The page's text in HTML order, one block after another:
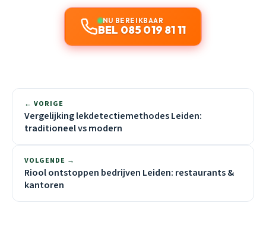
NU BEREIKBAAR
BEL 085 019 81 11
← VORIGE
Vergelijking lekdetectiemethodes Leiden:
traditioneel vs modern
VOLGENDE →
Riool ontstoppen bedrijven Leiden: restaurants &
kantoren